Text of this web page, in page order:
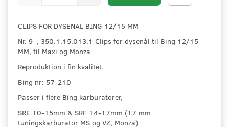
CLIPS FOR DYSENÅL BING 12/15 MM
Nr. 9 , 350.1.15.013.1 Clips for dysenål til Bing 12/15
MM, til Maxi og Monza
Reproduktion i fin kvalitet.
Bing nr: 57-210
Passer i flere Bing karburatorer,
SRE 10-15mm & SRF 14-17mm (17 mm
tuningskarburator MS og VZ, Monza)